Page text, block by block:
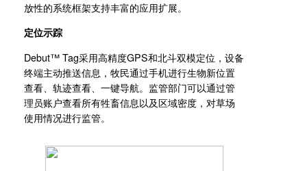
放性的系统框架支持丰富的应用扩展。
定位示踪
Debut™ Tag采用高精度GPS和北斗双模定位，设备
终端主动推送信息，牧民通过手机进行生物新位置
查看、轨迹查看、一键导航。监管部门可以通过管
理员账户查看所有牲畜信息以及区域密度，对草场
使用情况进行监管。